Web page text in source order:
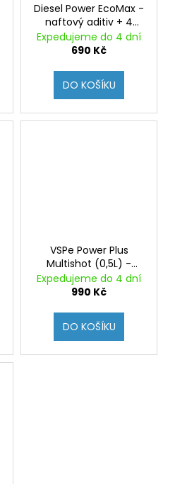
Diesel Power EcoMax -
naftový aditiv + 4
cetany, čistí
vstřikovače a
snižuje kouřivost
Expedujeme do 4 dní
690 Kč
DO KOŠÍKU
VSPe Power Plus
Multishot (0,5L) -
náhrada olova,
ochrana sedel ventilů,
etanol.korozí, + 2
oktany
Expedujeme do 4 dní
990 Kč
DO KOŠÍKU